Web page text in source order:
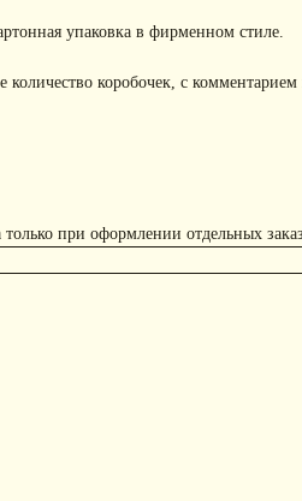
упаковка в фирменном стиле.
коробочек, с комментарием
при оформлении отдельных